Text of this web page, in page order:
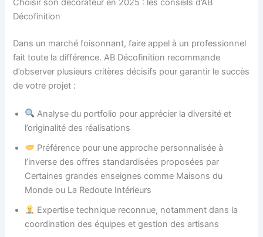
Choisir son décorateur en 2025 : les conseils d’AB
Décofinition
Dans un marché foisonnant, faire appel à un professionnel
fait toute la différence. AB Décofinition recommande
d’observer plusieurs critères décisifs pour garantir le succès
de votre projet :
Analyse du portfolio pour apprécier la diversité et
l’originalité des réalisations
Préférence pour une approche personnalisée à
l’inverse des offres standardisées proposées par
Certaines grandes enseignes comme Maisons du
Monde ou La Redoute Intérieurs
Expertise technique reconnue, notamment dans la
coordination des équipes et gestion des artisans